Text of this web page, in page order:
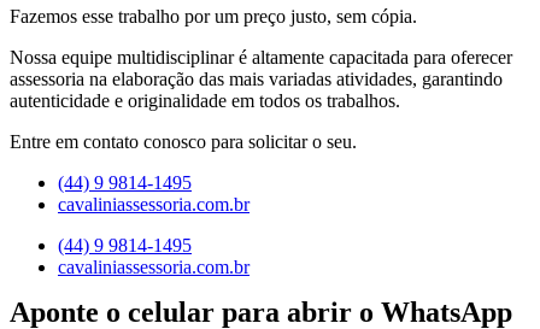
Fazemos esse trabalho por um preço justo, sem cópia.
Nossa equipe multidisciplinar é altamente capacitada para oferecer
assessoria na elaboração das mais variadas atividades, garantindo
autenticidade e originalidade em todos os trabalhos.
Entre em contato conosco para solicitar o seu.
(44) 9 9814-1495
cavaliniassessoria.com.br
(44) 9 9814-1495
cavaliniassessoria.com.br
Aponte o celular para abrir o WhatsApp